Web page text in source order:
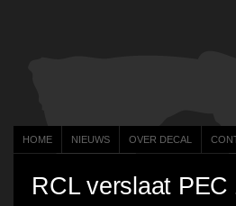
HOME NIEUWS OVER DECAL
RCL verslaat PEC